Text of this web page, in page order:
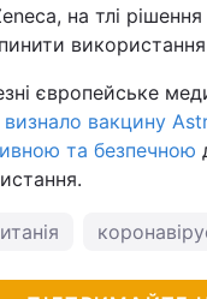
на тлі
європейське
визнало вакцину
та безпечною